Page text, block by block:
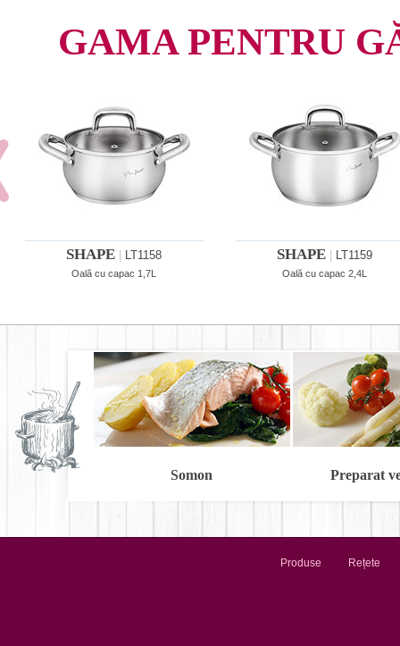
GAMA PENTRU
SHAPE LT1158
Oală cu capac 1,7L
SHAPE LT1159
Oală cu capac 2,4L
Somon Preparat
Produse Rețete